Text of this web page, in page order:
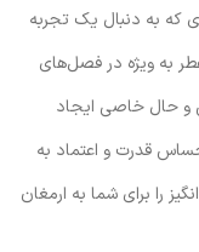
که به دنبال یک تجربه
به ویژه در فصل‌های
و حال خاصی ایجاد
قدرت و اعتماد به
را برای شما به ارمغان